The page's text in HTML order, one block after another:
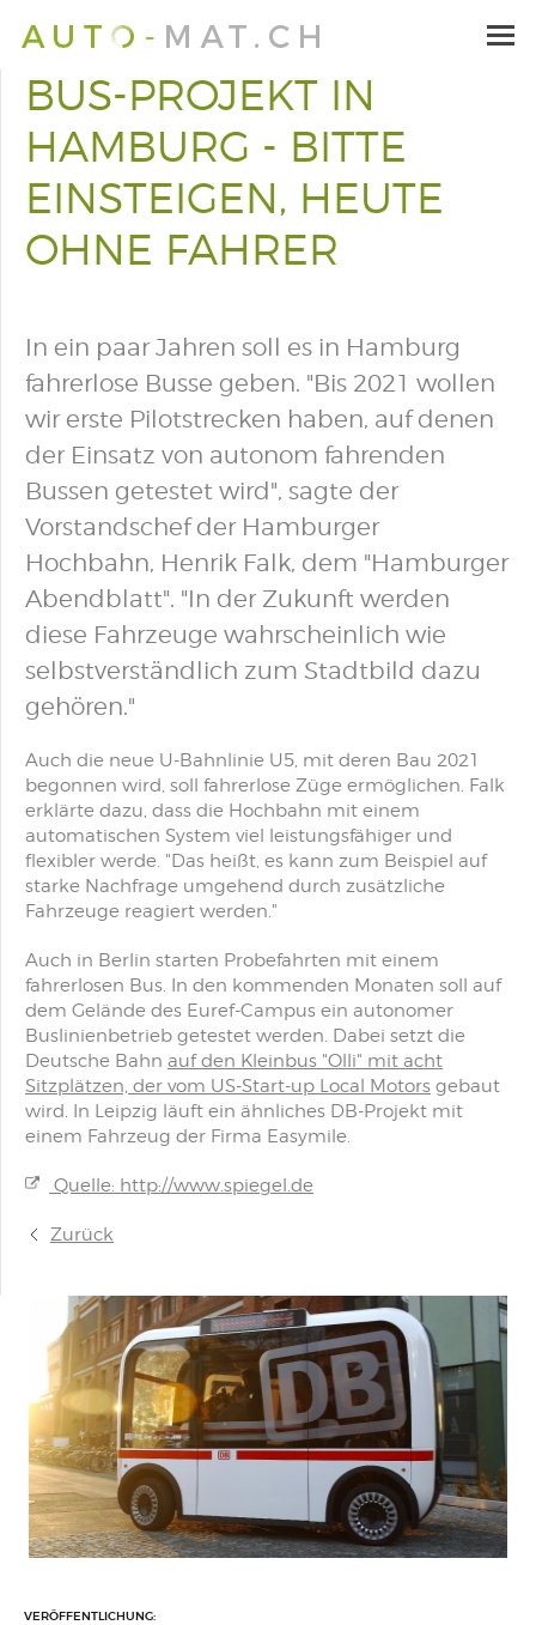
BUS-PROJEKT IN
HAMBURG - BITTE
EINSTEIGEN, HEUTE
OHNE FAHRER
In ein paar Jahren soll es in Hamburg
fahrerlose Busse geben. "Bis 2021 wollen
wir erste Pilotstrecken haben, auf denen
der Einsatz von autonom fahrenden
Bussen getestet wird", sagte der
Vorstandschef der Hamburger
Hochbahn, Henrik Falk, dem "Hamburger
Abendblatt". "In der Zukunft werden
diese Fahrzeuge wahrscheinlich wie
selbstverständlich zum Stadtbild dazu
gehören."
Auch die neue U-Bahnlinie U5, mit deren Bau 2021
begonnen wird, soll fahrerlose Züge ermöglichen. Falk
erklärte dazu, dass die Hochbahn mit einem
automatischen System viel leistungsfähiger und
flexibler werde. "Das heißt, es kann zum Beispiel auf
starke Nachfrage umgehend durch zusätzliche
Fahrzeuge reagiert werden."
Auch in Berlin starten Probefahrten mit einem
fahrerlosen Bus. In den kommenden Monaten soll auf
dem Gelände des Euref-Campus ein autonomer
Buslinienbetrieb getestet werden. Dabei setzt die
Deutsche Bahn auf den Kleinbus "Olli" mit acht
Sitzplätzen, der vom US-Start-up Local Motors gebaut
wird. In Leipzig läuft ein ähnliches DB-Projekt mit
einem Fahrzeug der Firma Easymile.
Quelle: http://www.spiegel.de
Zurück
VERÖFFENTLICHUNG: